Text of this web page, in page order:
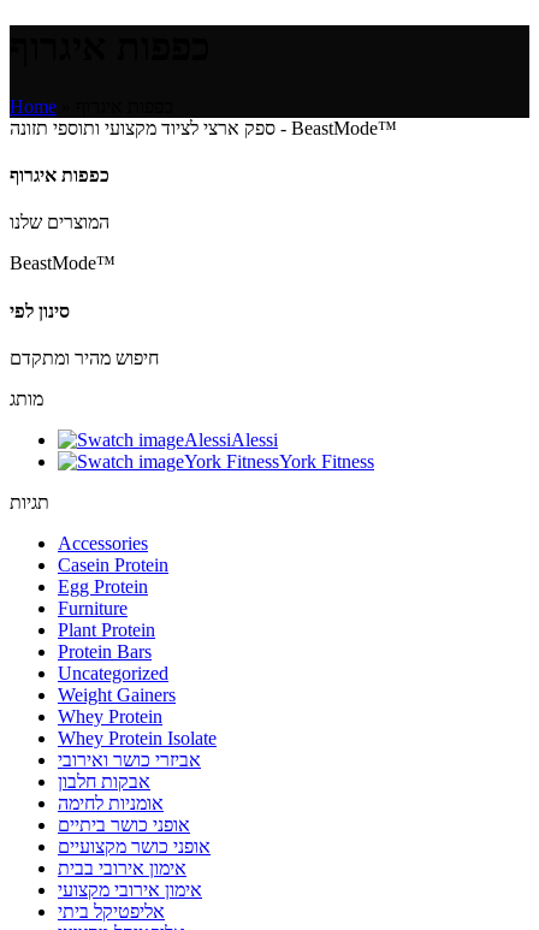
Home
ספק ארצי לציוד מקצועי ותוספי תזונה - BeastMode™
כפפות איגרוף
המוצרים שלנו
BeastMode™
סינון לפי
חיפוש מהיר ומתקדם
מותג
AlessiAlessi
York FitnessYork Fitness
תגיות
Accessories
Casein Protein
Egg Protein
Furniture
Plant Protein
Protein Bars
Uncategorized
Weight Gainers
Whey Protein
Whey Protein Isolate
אביזרי כושר ואירובי
אבקות חלבון
אומניות לחימה
אופני כושר ביתיים
אופני כושר מקצועיים
אימון אירובי בבית
אימון אירובי מקצועי
אליפטיקל ביתי